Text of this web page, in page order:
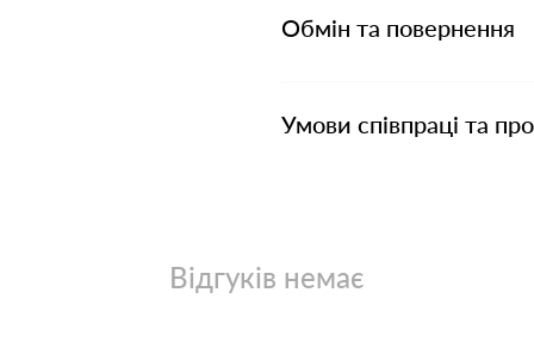
Обмін та повернення
Умови співпраці та
Відгуків немає